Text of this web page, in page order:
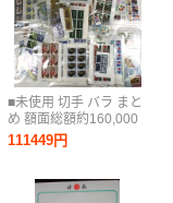
■未使用 切手 バラ まと
め 額面総額約160,000
円分 総重量約628.30ｇ
（袋等含む）【買取ま
111449円